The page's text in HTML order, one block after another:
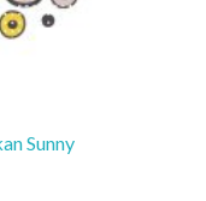
Sunny